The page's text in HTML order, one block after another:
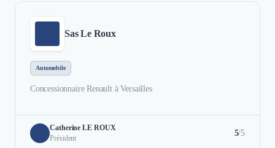
Sas Le Roux
Automobile
Concessionnaire Renault à Versailles
Catherine LE ROUX
Président
5/5